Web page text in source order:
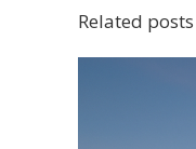
Related posts